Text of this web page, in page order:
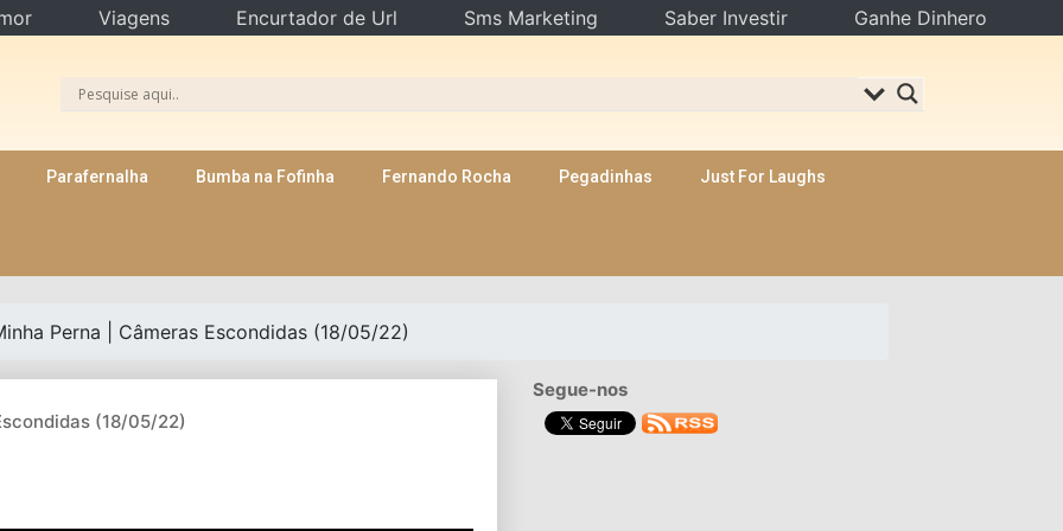
Parafernalha Bumba na Fofinha Fernando Rocha Pegadinhas Just For Laughs
Perna | Câmeras Escondidas (18/05/22)
(18/05/22)
Segue-nos
Viagens Encurtador de Url Sms Marketing Saber Investir Ganhe Dinhero